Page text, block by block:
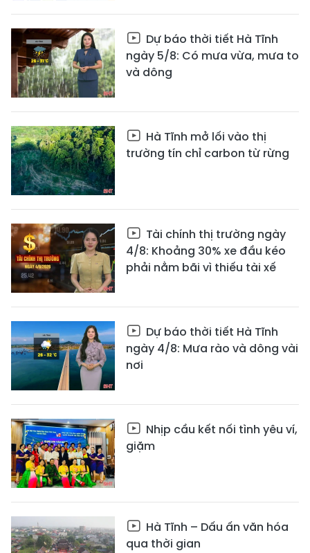
Dự báo thời tiết Hà Tĩnh
ngày 5/8: Có mưa vừa, mưa to
và dông
Hà Tĩnh mở lối vào thị
trường tín chỉ carbon từ rừng
Tài chính thị trường ngày
4/8: Khoảng 30% xe đầu kéo
phải nằm bãi vì thiếu tài xế
Dự báo thời tiết Hà Tĩnh
ngày 4/8: Mưa rào và dông vài
nơi
Nhịp cầu kết nối tình yêu ví,
giặm
Hà Tĩnh – Dấu ấn văn hóa
qua thời gian